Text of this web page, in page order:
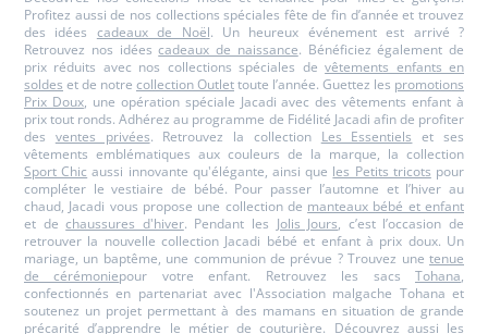
Profitez aussi de nos collections spéciales fête de fin d’année et trouvez
des idées cadeaux de Noël. Un heureux événement est arrivé ?
Retrouvez nos idéescadeaux de naissance. Bénéficiez également de
prix réduits avec nos collections spéciales devêtements enfants en
soldes et de notre collection Outlettoute l’année. Guettez les promotions
Prix Doux, une opération spéciale Jacadi avec des vêtements enfant à
prix tout ronds. Adhérez au programme de Fidélité Jacadi afin de profiter
des ventes privées. Retrouvez la collection Les Essentiels et ses
vêtements emblématiques aux couleurs de la marque, la collection
Sport Chic aussi innovante qu'élégante, ainsi que les Petits tricots pour
compléter le vestiaire de bébé. Pour passer l’automne et l’hiver au
chaud, Jacadi vous propose une collection de manteaux bébé et enfant
et dechaussures d'hiver. Pendant les Jolis Jours, c’est l’occasion de
retrouver la nouvelle collection Jacadi bébé et enfant à prix doux. Un
mariage, un baptême, une communion de prévue ? Trouvez une tenue
de cérémoniepour votre enfant. Retrouvez les sacsTohana,
confectionnés en partenariat avec l'Association malgache Tohana et
soutenez un projet permettant à des mamans en situation de grande
précarité d’apprendre le métier de couturière. Découvrez aussi les